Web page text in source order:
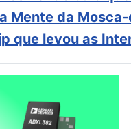
Mente da
que levou as